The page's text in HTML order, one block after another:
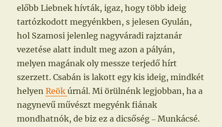
előbb Liebnek hívták, igaz, hogy több ideig
tartózkodott megyénkben, s jelesen Gyulán,
hol Szamosi jelenleg nagyváradi rajztanár
vezetése alatt indult meg azon a pályán,
melyen magának oly messze terjedő hírt
szerzett. Csabán is lakott egy kis ideig, mindkét
helyenReökúrnál. Mi örülnénk legjobban, ha a
nagynevű művészt megyénk fiának
mondhatnók, de biz ez a dicsőség ‒ Munkácsé.